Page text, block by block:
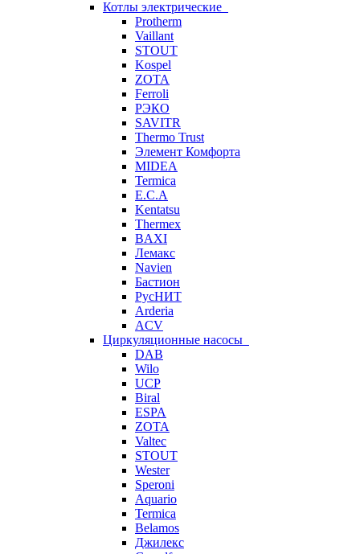
Котлы электрические
Protherm
Vaillant
STOUT
Kospel
ZOTA
Ferroli
РЭКО
SAVITR
Thermo Trust
Элемент Комфорта
MIDEA
Termica
E.C.A
Kentatsu
Thermex
BAXI
Лемакс
Navien
Бастион
РусНИТ
Arderia
ACV
Циркуляционные насосы
DAB
Wilo
UCP
Biral
ESPA
ZOTA
Valtec
STOUT
Wester
Speroni
Aquario
Termica
Belamos
Джилекс